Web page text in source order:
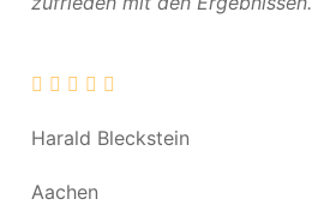
Harald Bleckstein
Aachen